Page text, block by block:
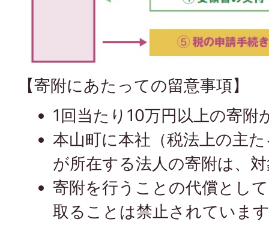
【寄附にあたっての留意事項】
1回当たり10万円以上の寄附
本山町に本社（税法上の主
が所在する法人の寄附は、
寄附を行うことの代償とし
取ることは禁止されていま